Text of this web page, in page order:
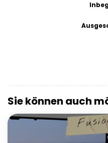
Sie können auch